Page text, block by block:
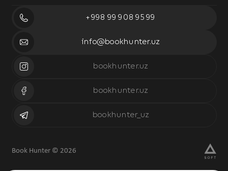
+998 99 908 95 99
info@bookhunter.uz
bookhunter.uz
bookhunter.uz
bookhunter_uz
Book Hunter © 2026